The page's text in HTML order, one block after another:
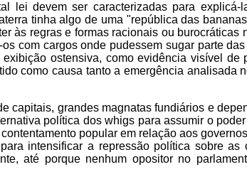
lei devem ser caracterizadas para explicá-
tinha algo de uma "república das
às regras e formas racionais ou burocráticas
com cargos onde pudessem sugar parte
ostensiva, como evidência visível de
como causa tanto a emergência analisada
capitais, grandes magnatas fundiários e
política dos whigs para assumir o
popular em relação aos
intensificar a repressão política sobre as
até porque nenhum opositor no